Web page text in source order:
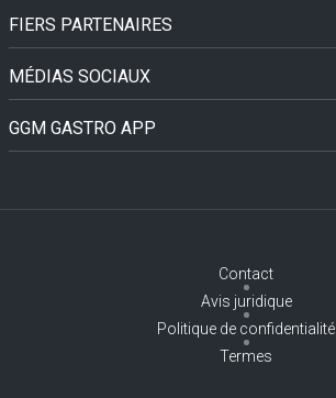
FIERS PARTENAIRES
MÉDIAS SOCIAUX
GGM GASTRO APP
Contact
Avis juridique
Politique de confidentialité
Termes